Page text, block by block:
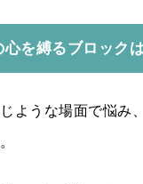
を縛るブロック
ような場面で悩み